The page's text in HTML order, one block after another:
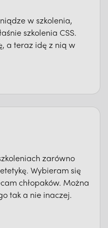
w szkolenia,
szkolenia CSS.
a teraz idę z nią w
zarówno
Wybieram się
chłopaków. Można
tak a nie inaczej.